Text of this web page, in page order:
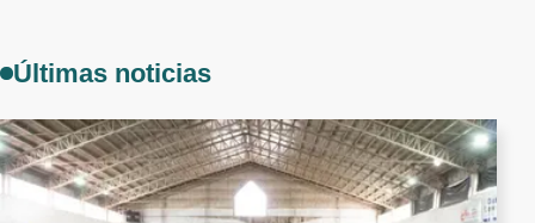
Últimas noticias